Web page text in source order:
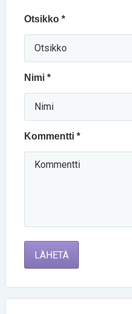
Otsikko *
Nimi *
Kommentti *
LÄHETÄ